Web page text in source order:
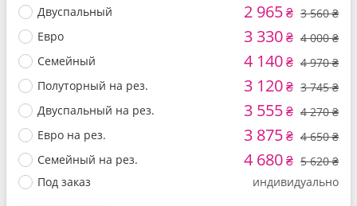
Двуспальный
2 965₴ 3 560 ₴
Евро
3 330₴ 4 000 ₴
Семейный
4 140₴ 4 970 ₴
Полуторный на рез.
3 120₴ 3 745 ₴
Двуспальный на рез.
3 555₴ 4 270 ₴
Евро на рез.
3 875₴ 4 650 ₴
Семейный на рез.
4 680₴ 5 620 ₴
Под заказ
индивидуально